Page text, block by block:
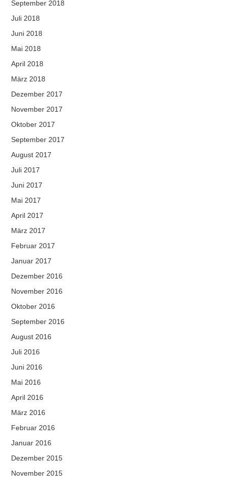
September 2018
Juli 2018
Juni 2018
Mai 2018
April 2018
März 2018
Dezember 2017
November 2017
Oktober 2017
September 2017
August 2017
Juli 2017
Juni 2017
Mai 2017
April 2017
März 2017
Februar 2017
Januar 2017
Dezember 2016
November 2016
Oktober 2016
September 2016
August 2016
Juli 2016
Juni 2016
Mai 2016
April 2016
März 2016
Februar 2016
Januar 2016
Dezember 2015
November 2015